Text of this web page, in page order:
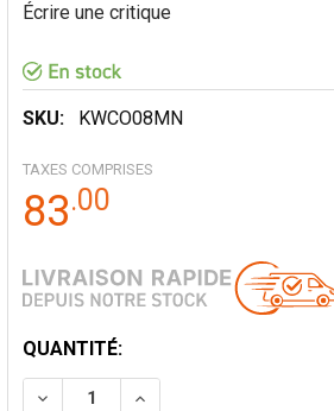
Écrire une critique
SKU: KWCO08MN
TAXES COMPRISES
83.00
STOCK
ACTUEL:
QUANTITÉ:
DIMINUER LA QUANTITÉ DE
AUGMENTER LA